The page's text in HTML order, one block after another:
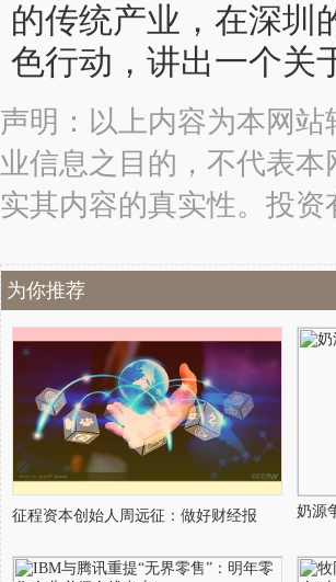
的传统产业，在深圳
色行动，讲出一个关
声明：以上内容为本网
业信息之目的，不代表
实其内容的真实性。投
为你推荐
征程资本创始人周远征：做好财经报 奶源